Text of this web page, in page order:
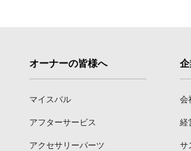
オーナーの皆様へ
マイスバル
アフターサービス
アクセサリーパーツ
会
経
サ